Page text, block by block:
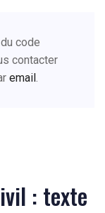
code
contacter
email
: texte